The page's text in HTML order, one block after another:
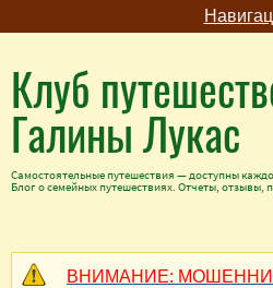
Клуб
Галины Лукас
Самостоятельные путешествия — доступны
Блог о семейных путешествиях. Отчеты, отзывы,
ВНИМАНИЕ: